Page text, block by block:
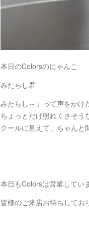
本日のColorsのにゃんこ
みたらし君
みたらし～」って声をかけ
ちょっとだけ照れくさそう
クールに見えて、ちゃんと
本日もColorsは営業してい
皆様のご来店お待ちしてお